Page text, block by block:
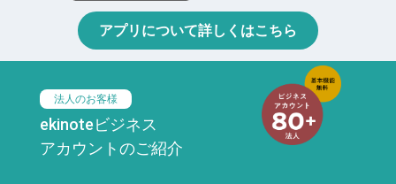
アプリについて詳しくはこちら
法人のお客様
ekinoteビジネス
アカウントのご紹介